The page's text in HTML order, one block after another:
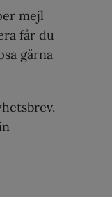
mejl
får du
gärna